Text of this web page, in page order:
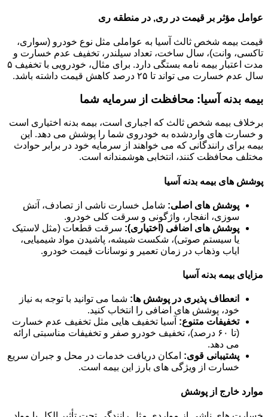
عوامل مؤثر بر قیمت در ری, در منطقه ری
قیمت بیمه شخص ثالث آسیا به عواملی مثل نوع خودرو (سواری،
تاکسی، وانت)، سال ساخت، تعداد سیلندر، تخفیف عدم خسارت و
مدت اعتبار بیمه نامه بستگی دارد. برای مثال، خودرویی با تخفیف ۵
سال عدم خسارت می تواند تا ۲۵ درصد کاهش قیمت داشته باشد.
بیمه بدنه آسیا: محافظت از سرمایه شما
برخلاف بیمه شخص ثالث که اجباری است، بیمه بدنه اختیاری است
و خسارت های واردشده به خودروی شما را پوشش می دهد. این
بیمه برای رانندگانی که می خواهند از سرمایه خود در برابر حوادث
مختلف محافظت کنند، انتخابی هوشمندانه است.
پوشش های بیمه بدنه آسیا
پوشش های اصلی: شامل خسارت ناشی از تصادف، آتش
سوزی، انفجار، واژگونی و سرقت کلی خودرو.
پوشش های اضافی (اختیاری): سرقت قطعات (مثل لاستیک
یا سیستم صوتی)، شکست شیشه، پاشیدن مواد شیمیایی،
ایاب وذهاب در زمان تعمیر و نوسانات قیمت خودرو.
مزایای بیمه بدنه آسیا
انعطاف پذیری در پوشش ها: شما می توانید با توجه به نیاز
خود، پوشش های اضافی را انتخاب کنید.
تخفیفات متنوع: آسیا تخفیف هایی مثل تخفیف عدم خسارت
(تا ۶۰ درصد)، تخفیف خودرو صفر و تخفیفات مناسبتی ارائه
می دهد.
پشتیبانی قوی: امکان دریافت خدمات در محل و جبران سریع
خسارت از ویژگی های بارز این بیمه است.
موارد خارج از پوشش